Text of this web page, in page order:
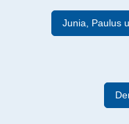
Junia, Paulus